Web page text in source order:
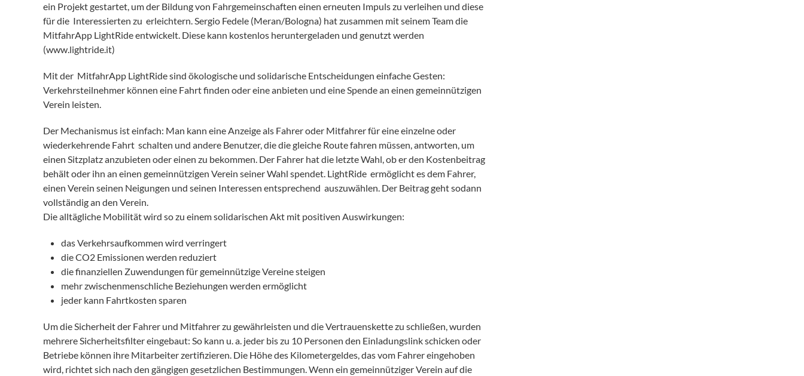
ein Projekt gestartet, um der Bildung von Fahrgemeinschaften einen erneuten Impuls zu verleihen und diese
für die Interessierten zu erleichtern. Sergio Fedele (Meran/Bologna) hat zusammen mit seinem Team die
MitfahrApp LightRide entwickelt. Diese kann kostenlos heruntergeladen und genutzt werden
(www.lightride.it)
Mit der MitfahrApp LightRide sind ökologische und solidarische Entscheidungen einfache Gesten:
Verkehrsteilnehmer können eine Fahrt finden oder eine anbieten und eine Spende an einen gemeinnützigen
Verein leisten.
Der Mechanismus ist einfach: Man kann eine Anzeige als Fahrer oder Mitfahrer für eine einzelne oder
wiederkehrende Fahrt schalten und andere Benutzer, die die gleiche Route fahren müssen, antworten, um
einen Sitzplatz anzubieten oder einen zu bekommen. Der Fahrer hat die letzte Wahl, ob er den Kostenbeitrag
behält oder ihn an einen gemeinnützigen Verein seiner Wahl spendet. LightRide ermöglicht es dem Fahrer,
einen Verein seinen Neigungen und seinen Interessen entsprechend auszuwählen. Der Beitrag geht sodann
vollständig an den Verein.
Die alltägliche Mobilität wird so zu einem solidarischen Akt mit positiven Auswirkungen:
das Verkehrsaufkommen wird verringert
die CO2 Emissionen werden reduziert
die finanziellen Zuwendungen für gemeinnützige Vereine steigen
mehr zwischenmenschliche Beziehungen werden ermöglicht
jeder kann Fahrtkosten sparen
Um die Sicherheit der Fahrer und Mitfahrer zu gewährleisten und die Vertrauenskette zu schließen, wurden
mehrere Sicherheitsfilter eingebaut: So kann u. a. jeder bis zu 10 Personen den Einladungslink schicken oder
Betriebe können ihre Mitarbeiter zertifizieren. Die Höhe des Kilometergeldes, das vom Fahrer eingehoben
wird, richtet sich nach den gängigen gesetzlichen Bestimmungen. Wenn ein gemeinnütziger Verein auf die